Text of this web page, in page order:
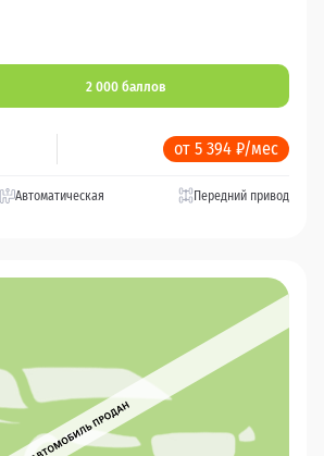
2 000 баллов
от 5 394 ₽/мес
Автоматическая Передний привод